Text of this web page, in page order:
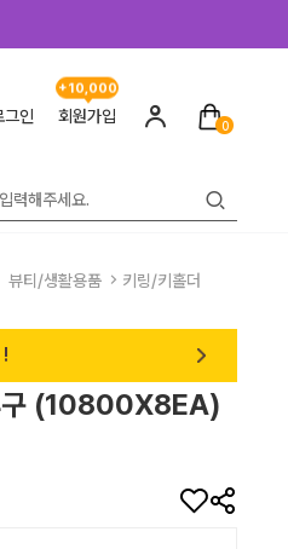
그인 회원가입
+10,000
0
뷰티/생활용품 키링/키홀더
구 (10800X8EA)